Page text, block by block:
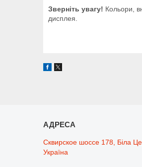
Зверніть увагу! Кольори,
дисплея.
Сквирское шоссе 178, Біла
Україна